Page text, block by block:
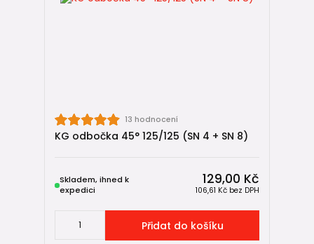
spolehlivý provoz kanalizace
13 hodnocení
KG odbočka 45° 125/125 (SN 4 + SN 8)
129,00 Kč
106,61 Kč bez DPH
Skladem, ihned k
expedici
Přidat do košíku